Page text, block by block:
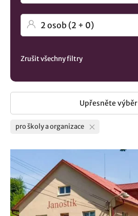
Zrušit všechny filtry
Upřesněte výběr
pro školy a organizace